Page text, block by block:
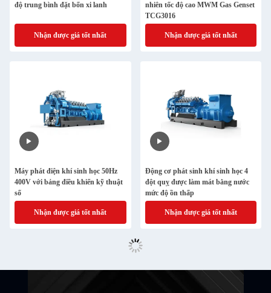
độ trung bình đặt bốn xi lanh
Nhận được giá tốt nhất
nhiên tốc độ cao MWM Gas Genset
TCG3016
Nhận được giá tốt nhất
Máy phát điện khí sinh học 50Hz
400V với bảng điều khiển kỹ thuật
số
Nhận được giá tốt nhất
Động cơ phát sinh khí sinh học 4
đột quỵ được làm mát bằng nước
mức độ ồn thấp
Nhận được giá tốt nhất